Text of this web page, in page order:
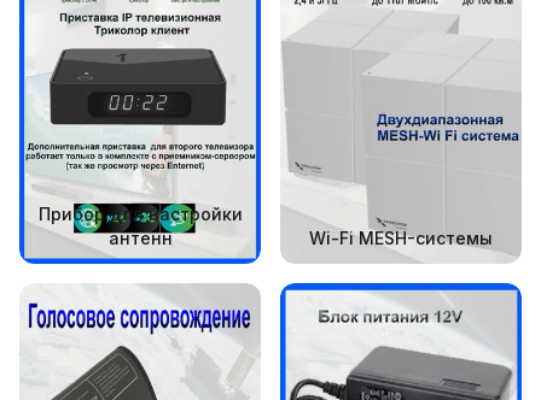
Прибор для настройки
антенн
Wi-Fi MESH-системы